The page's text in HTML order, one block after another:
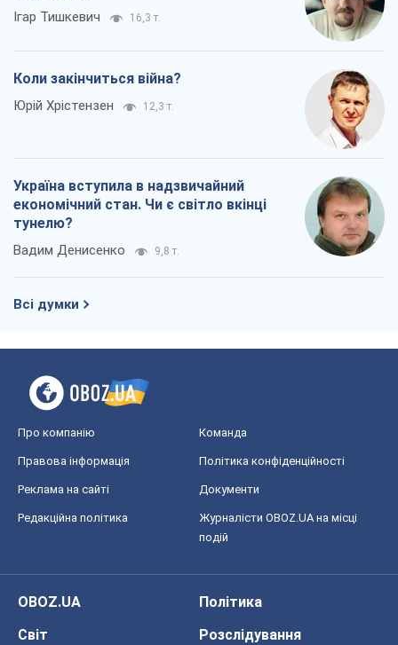
Ігар Тишкевич 16,3 т.
Коли закінчиться війна?
Юрій Хрістензен 12,3 т.
Україна вступила в надзвичайний
економічний стан. Чи є світло вкінці
тунелю?
Вадим Денисенко 9,8 т.
Всі думки
Про компанію Команда
Правова інформація Політика конфіденційності
Реклама на сайті Документи
Редакційна політика
Журналісти OBOZ.UA на місці
подій
OBOZ.UA
Політика
Світ
Розслідування